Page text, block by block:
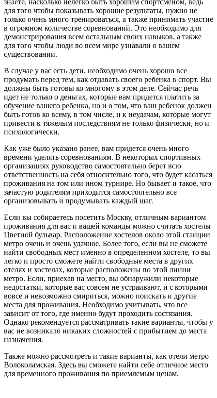
знаете, насколько нелегко быть хорошим спортсменом, ведь
для того чтобы показывать хорошие результаты, нужно не
только очень много тренироваться, а также принимать участие
в огромном количестве соревнований. Это необходимо для
демонстрирования всем остальным своих навыков, а также
для того чтобы люди во всем мире узнавали о вашем
существовании.
В случае у вас есть дети, необходимо очень хорошо все
продумать перед тем, как отдавать своего ребенка в спорт. Вы
должны быть готовы ко многому в этом деле. Сейчас речь
идет не только о деньгах, которые вам придется платить за
обучение вашего ребенка, но и о том, что ваш ребенок должен
быть готов ко всему, в том числе, и к неудачам, которые могут
привести к тяжелым последствиям не только физически, но и
психологически.
Как уже было указано ранее, вам придется очень много
времени уделять соревнованиям. В некоторых спортивных
организациях руководство самостоятельно берет всю
ответственность на себя относительно того, что будет касаться
проживания на том или ином турнире. Но бывает и такое, что
зачастую родителям приходится самостоятельно все
организовывать и продумывать каждый шаг.
Если вы собираетесь посетить Москву, отличным вариантом
проживания для вас и вашей команды можно считать хостелы
Цветной бульвар. Расположение хостелов около этой станции
метро очень и очень удачное. Более того, если вы не сможете
найти свободных мест именно в определенном хостеле, то вы
легко и просто сможете найти свободные места в других
отелях и хостелах, которые расположены по этой линии
метро. Если, приехав на место, вы обнаружили некоторые
недостатки, которые вас совсем не устраивают, и с которыми
вовсе и невозможно смириться, можно поискать и другие
места для проживания. Необходимо учитывать, что все
зависит от того, где именно будут проходить состязания.
Однако рекомендуется рассматривать такие варианты, чтобы у
вас не возникало никаких сложностей с прибытием до места
назначения.
Также можно рассмотреть и такие варианты, как отели метро
Волоколамская. Здесь вы сможете найти себе отличное место
для временного проживания по приемлемым ценам.